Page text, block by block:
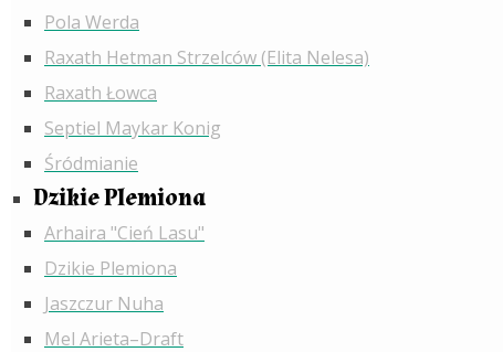
Pola Werda
Raxath Hetman Strzelców (Elita Nelesa)
Raxath Łowca
Septiel Maykar Konig
Śródmianie
Dzikie Plemiona
Arhaira "Cień Lasu"
Dzikie Plemiona
Jaszczur Nuha
Mel Arieta–Draft